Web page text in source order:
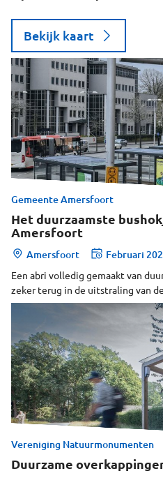
Bekijk kaart
Gemeente Amersfoort
Het duurzaamste
Amersfoort
Amersfoort Februari
Een abri volledig gemaakt van
zeker terug in de uitstraling van
Vereniging Natuurmonumenten
Duurzame